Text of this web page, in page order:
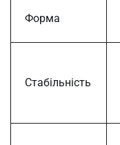
Форма
Стабільність